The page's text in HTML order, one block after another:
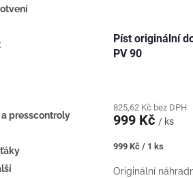
presscontroly
Píst originální
PV 90
825,62 Kč bez DPH
999 Kč / ks
Měrná
999 Kč / 1 ks
Originální